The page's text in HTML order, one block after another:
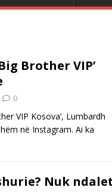
Brother VIP’
0
VIP Kosova’, Lumbardh
në Instagram. Ai ka
Nuk